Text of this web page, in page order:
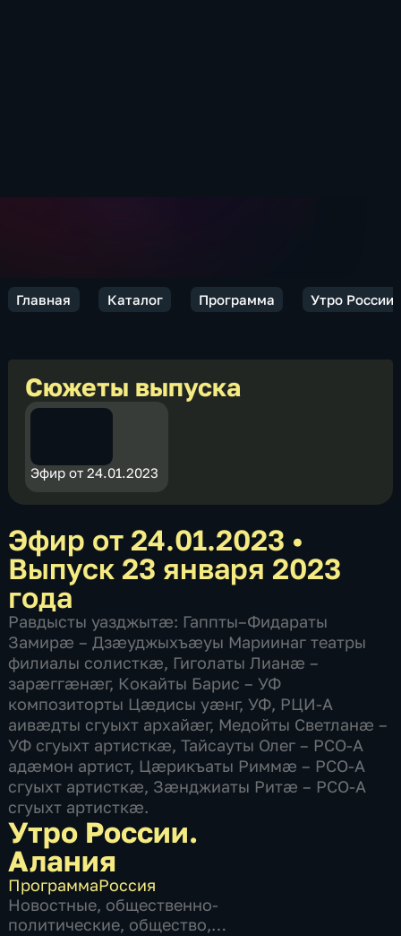
Главная Каталог Программа Утро
Сюжеты выпуска
Эфир от 24.01.2023
Эфир от 24.01.2023 •
Выпуск 23 января 2023
года
Равдысты уазджытæ: Гаппты–Фидараты
Замирæ – Дзæуджыхъæуы Мариинаг театры
филиалы солисткæ, Гиголаты Лианæ –
зарæггæнæг, Кокайты Барис – УФ
композиторты Цæдисы уæнг, УФ, РЦИ-А
аивæдты сгуыхт архайæг, Медойты Светланæ –
УФ сгуыхт артисткæ, Тайсауты Олег – РСО-А
адæмон артист, Цæрикъаты Риммæ – РСО-А
сгуыхт артисткæ, Зæнджиаты Ритæ – РСО-А
сгуыхт артисткæ.
Утро России.
Алания
ПрограммаРоссия
Новостные, общественно-
политические, общество,